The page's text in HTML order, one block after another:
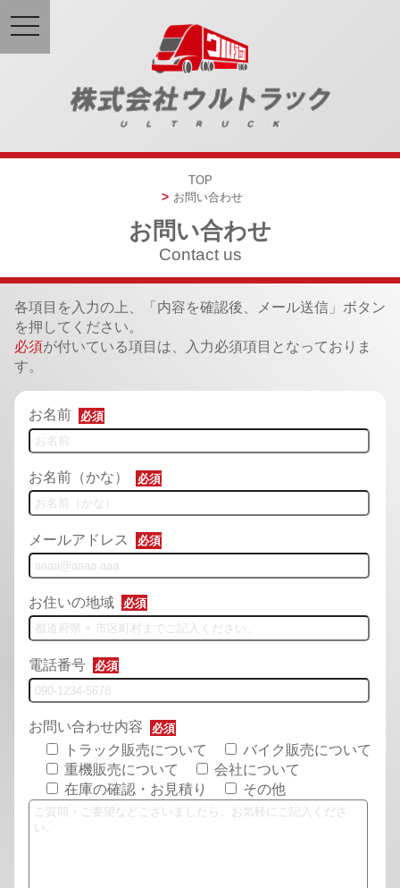
TOP
お問い合わせ
お問い合わせ
Contact us
各項目を入力の上、「内容を確認後、メール送信」ボタン
を押してください。
必須が付いている項目は、入力必須項目となっておりま
す。
お名前 必須
お名前（かな） 必須
メールアドレス 必須
お住いの地域 必須
電話番号 必須
お問い合わせ内容 必須
トラック販売について
バイク販売について
重機販売について
会社について
在庫の確認・お見積り
その他
toggle
navigation